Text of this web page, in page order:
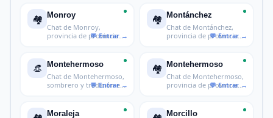
🏘️ Monroy
Chat de Monroy,
provincia de provincia
🏘️ Montánchez
Chat de Montánchez,
provincia de provincia
👒 Montehermoso
Chat de Montehermoso,
sombrero y tradición en
🏘️ Montehermoso
Chat de Montehermoso,
provincia de provincia
Moraleja Morcillo